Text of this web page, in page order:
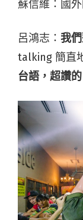
蘇信維：國
呂鴻志： 我
talking 簡直
台語，超讚的